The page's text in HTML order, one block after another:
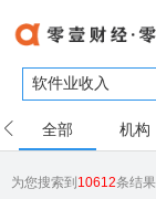
全部 机构
为您搜索到10612条结果